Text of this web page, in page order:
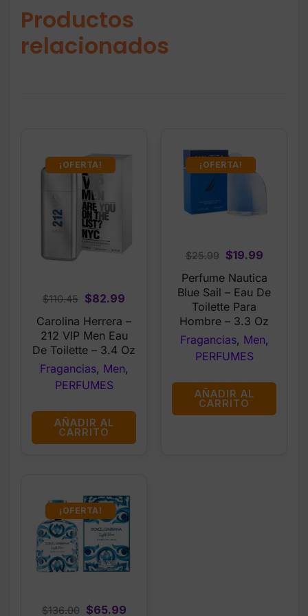
Productos
relacionados
¡OFERTA!
$110.45 Original
price
was:
$110.45.
$82.99
is:
$82.99.
Carolina Herrera –
212 VIP Men Eau
De Toilette – 3.4 Oz
Fragancias, Men,
PERFUMES
AÑADIR AL
CARRITO
¡OFERTA!
$25.99
Original
price
was:
$25.99.
$19.99Current
is:
Perfume Nautica
Blue Sail – Eau De
Toilette Para
Hombre – 3.3 Oz
Fragancias, Men,
PERFUMES
AÑADIR AL
CARRITO
¡OFERTA!
$136.00 Original
$65.99Current